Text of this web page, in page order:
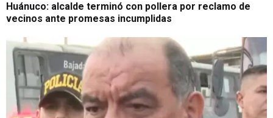
Huánuco: alcalde terminó con pollera por reclamo de
vecinos ante promesas incumplidas